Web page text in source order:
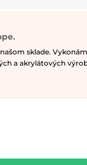
našom sklade.
a akrylátových